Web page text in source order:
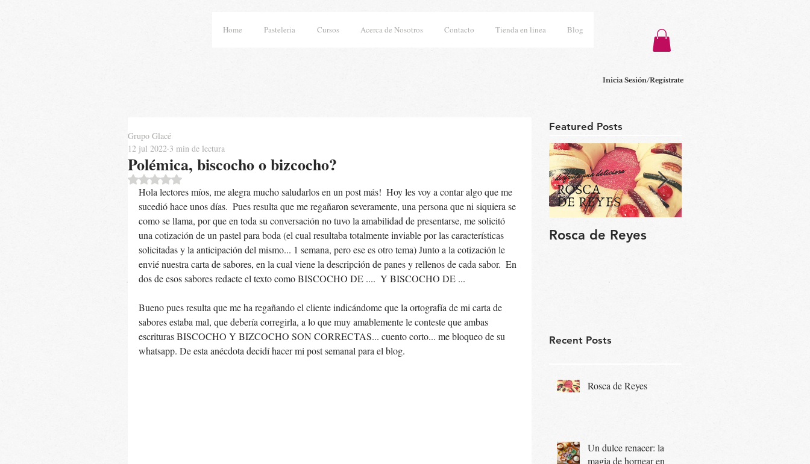
Home Pasteleria Cursos Acerca de Nosotros Contacto Tienda en linea Blog
Inicia Sesión/Regístrate
Polémica, biscocho o bizcocho?
Grupo Glacé
12 jul 2022 3 min de lectura
Obtuvo NaN de 5 estrellas.
Hola lectores míos, me alegra mucho saludarlos en un post más!  Hoy les voy a contar algo que me
sucedió hace unos días.  Pues resulta que me regañaron severamente, una persona que ni siquiera se
como se llama, por que en toda su conversación no tuvo la amabilidad de presentarse, me solicitó
una cotización de un pastel para boda (el cual resultaba totalmente inviable por las características
solicitadas y la anticipación del mismo... 1 semana, pero ese es otro tema) Junto a la cotización le
envié nuestra carta de sabores, en la cual viene la descripción de panes y rellenos de cada sabor.  En
dos de esos sabores redacte el texto como BISCOCHO DE ....  Y BISCOCHO DE ...
Bueno pues resulta que me ha regañando el cliente indicándome que la ortografía de mi carta de
sabores estaba mal, que debería corregirla, a lo que muy amablemente le conteste que ambas
escrituras BISCOCHO Y BIZCOCHO SON CORRECTAS... cuento corto... me bloqueo de su
whatsapp. De esta anécdota decidí hacer mi post semanal para el blog.
Featured Posts
Rosca de Reyes
Recent Posts
Rosca de Reyes
Un dulce renacer: la
magia de hornear en